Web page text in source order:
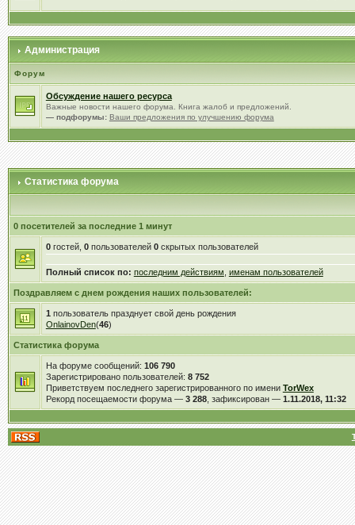
Администрация
Форум
Обсуждение нашего ресурса
Важные новости нашего форума. Книга жалоб и предложений.
— подфорумы: Ваши предложения по улучшению форума
Статистика форума
0 посетителей за последние 1 минут
0гостей, 0пользователей 0скрытых пользователей
Полный список по: последним действиям именам пользователей
Поздравляем с днем рождения наших пользователей:
1 пользователь празднует свой день рождения
OnlainovDen(46)
Статистика форума
На форуме сообщений: 106 790
Зарегистрировано пользователей: 8 752
Приветствуем последнего зарегистрированного по имени TorWex
Рекорд посещаемости форума — 3 288, зафиксирован — 1.11.2018, 11:32